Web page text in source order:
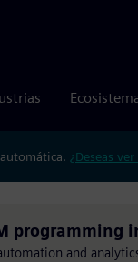
¿Deseas
programming
and